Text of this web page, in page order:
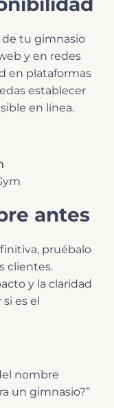
tu gimnasio
y en redes
en plataformas
establecer
en línea.
antes
pruébalo
clientes.
y la claridad
es el
nombre
un gimnasio?”